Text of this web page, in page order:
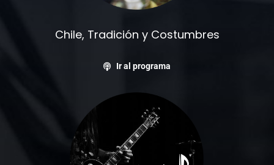
Chile, Tradición y Costumbres
Ir al programa